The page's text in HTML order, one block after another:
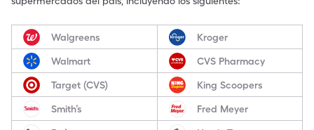
Walgreens Kroger
Walmart CVS Pharmacy
Target (CVS) King Scoopers
Smith’s Fred Meyer